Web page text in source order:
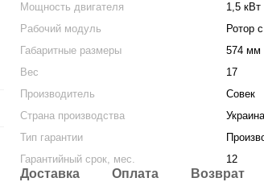
Мощность двигателя
1,5 кВт
Рабочий модуль
Ротор
Габаритные размеры
574 мм
Вес
17
Производитель
Совек
Страна производства
Тип гарантии
Гарантийный срок, мес.
12
Доставка Оплата Возврат